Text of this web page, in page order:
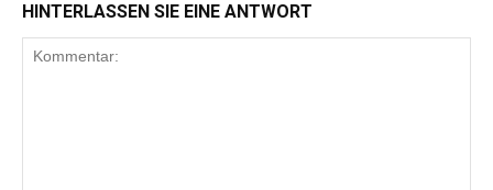
HINTERLASSEN SIE EINE ANTWORT